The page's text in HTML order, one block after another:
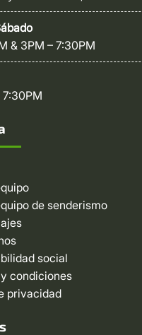
& 3PM – 7:30PM
de senderismo
social
condiciones
privacidad